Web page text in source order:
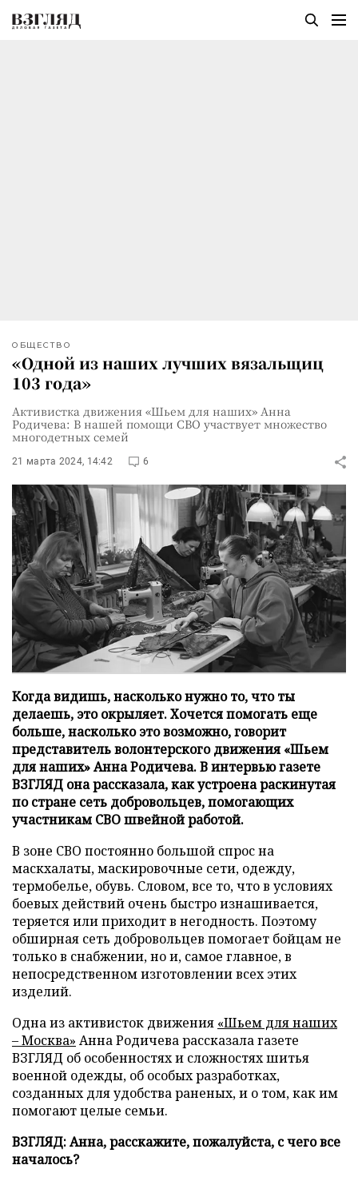
ОБЩЕСТВО
«Одной из наших лучших вязальщиц
103 года»
Активистка движения «Шьем для наших» Анна
Родичева: В нашей помощи СВО участвует множество
многодетных семей
21 марта 2024, 14:42 6
Когда видишь, насколько нужно то, что ты
делаешь, это окрыляет. Хочется помогать еще
больше, насколько это возможно, говорит
представитель волонтерского движения «Шьем
для наших» Анна Родичева. В интервью газете
ВЗГЛЯД она рассказала, как устроена раскинутая
по стране сеть добровольцев, помогающих
участникам СВО швейной работой.
В зоне СВО постоянно большой спрос на
маскхалаты, маскировочные сети, одежду,
термобелье, обувь. Словом, все то, что в условиях
боевых действий очень быстро изнашивается,
теряется или приходит в негодность. Поэтому
обширная сеть добровольцев помогает бойцам не
только в снабжении, но и, самое главное, в
непосредственном изготовлении всех этих
изделий.
Одна из активисток движения «Шьем для наших
– Москва» Анна Родичева рассказала газете
ВЗГЛЯД об особенностях и сложностях шитья
военной одежды, об особых разработках,
созданных для удобства раненых, и о том, как им
помогают целые семьи.
ВЗГЛЯД: Анна, расскажите, пожалуйста, с чего все
началось?